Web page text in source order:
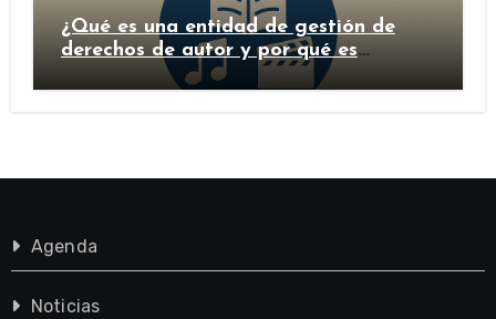
¿Qué es una entidad de gestión de
derechos de autor y por qué es
importante?
Agenda
Noticias